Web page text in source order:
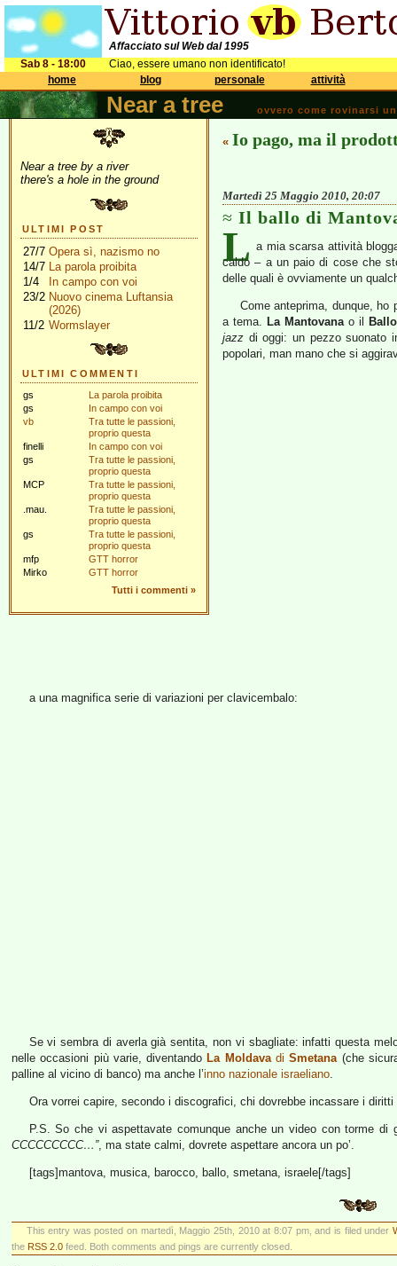
Affacciato sul Web dal 1995
Sab 8 - 18:00
Ciao, essere umano non identificato!
home
blog personale attività
Near a tree ovvero come rovinarsi
Near a tree by a river
there's a hole in the ground
ULTIMI POST
27/7 Opera sì, nazismo no
14/7 La parola proibita
1/4
In campo con voi
23/2 Nuovo cinema Luftansia
(2026)
11/2 Wormslayer
ULTIMI COMMENTI
gs
La parola proibita
gs
In campo con voi
vb
Tra tutte le passioni,
proprio questa
finelli
In campo con voi
gs
Tra tutte le passioni,
proprio questa
MCP
Tra tutte le passioni,
proprio questa
.mau.
Tra tutte le passioni,
proprio questa
gs
Tra tutte le passioni,
proprio questa
mfp
GTT horror
Mirko
GTT horror
Tutti i commenti »
« Io pago, ma il
Martedì 25 Maggio 2010, 20:07
Il ballo di
L a mia scarsa attività
caldo – a un paio di cose che
delle quali è ovviamente un
Come anteprima, dunque,
a tema. La Mantovanao il
jazz di oggi: un pezzo suonato
popolari, man mano che si
a una magnifica serie di variazioni per clavicembalo:
Se vi sembra di averla già sentita, non vi sbagliate: infatti questa
nelle occasioni più varie, diventando La MoldavadiSmetana(che
palline al vicino di banco) ma anche l’inno nazionale israeliano.
Ora vorrei capire, secondo i discografici, chi dovrebbe incassare i diritti
P.S. So che vi aspettavate comunque anche un video con torme
CCCCCCCCC…”, ma state calmi, dovrete aspettare ancora un po’.
[tags]mantova, musica, barocco, ballo, smetana, israele[/tags]
This entry was posted on martedì, Maggio 25th, 2010 at 8:07 pm, and is filed under
the RSS 2.0 feed. Both comments and pings are currently closed.